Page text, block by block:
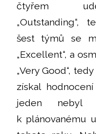
čtyřem
„Outstanding“,
šest týmů se
„Excellent“, a
„Very Good“,
získal
jeden nebyl
k plánovanému